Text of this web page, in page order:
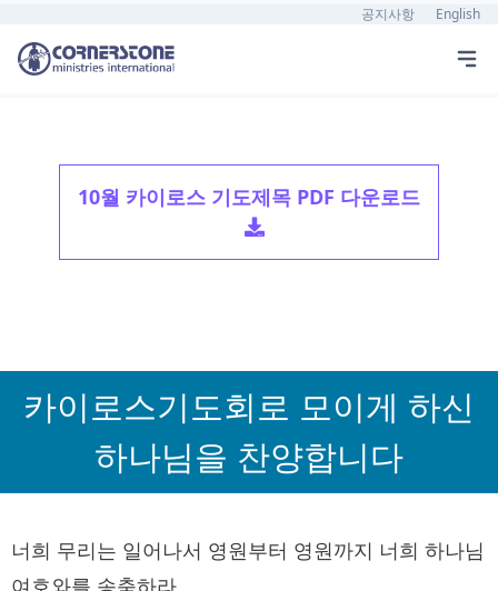
공지사항 English
10월 카이로스 기도제목 PDF 다운로드
카이로스기도회로 모이게 하신
하나님을 찬양합니다
너희 무리는 일어나서 영원부터 영원까지 너희 하나님
여호와를 송축하라